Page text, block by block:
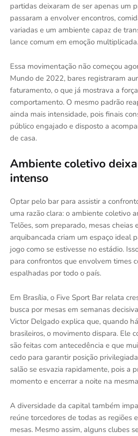
partidas deixaram de ser apenas um
passaram a envolver encontros,
variadas e um ambiente capaz de
lance comum em emoção multiplicada.
Essa movimentação não começou
Mundo de 2022, bares registraram
faturamento, o que já mostrava a
comportamento. O mesmo padrão
ainda mais intensidade, pois finais
público engajado e disposto a
de casa.
Ambiente coletivo
intenso
Optar pelo bar para assistir a
uma razão clara: o ambiente coletivo
Telões, som preparado, mesas cheias
arquibancada criam um espaço ideal
jogo como se estivesse no estádio.
para confrontos que envolvem times
espalhadas por todo o país.
Em Brasília, o Five Sport Bar relata
busca por mesas em semanas
Victor Delgado explica que, quando
brasileiros, o movimento dispara. Ele
são feitas com antecedência e que
cedo para garantir posição
salão se esvazia rapidamente, pois a
momento e encerrar a noite na
A diversidade da capital também
reúne torcedores de todas as regiões
mesas. Mesmo assim, alguns clubes